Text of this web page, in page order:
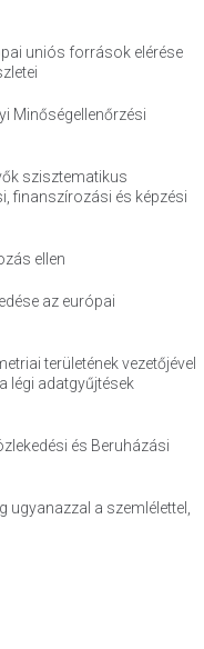
uniós források elérése
Minőségellenőrzési
szisztematikus
finanszírozási és képzési
ellen
az európai
területének vezetőjével
légi adatgyűjtések
és Beruházási
a szemlélettel,